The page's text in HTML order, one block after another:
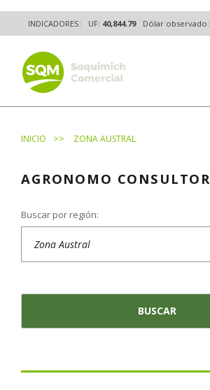
to
content
INDICADORES: UF: 40,844.79 Dólar observado:
The worldwide business formula
INICIO >> ZONA AUSTRAL
AGRONOMO CONSULTOR
Buscar por región: